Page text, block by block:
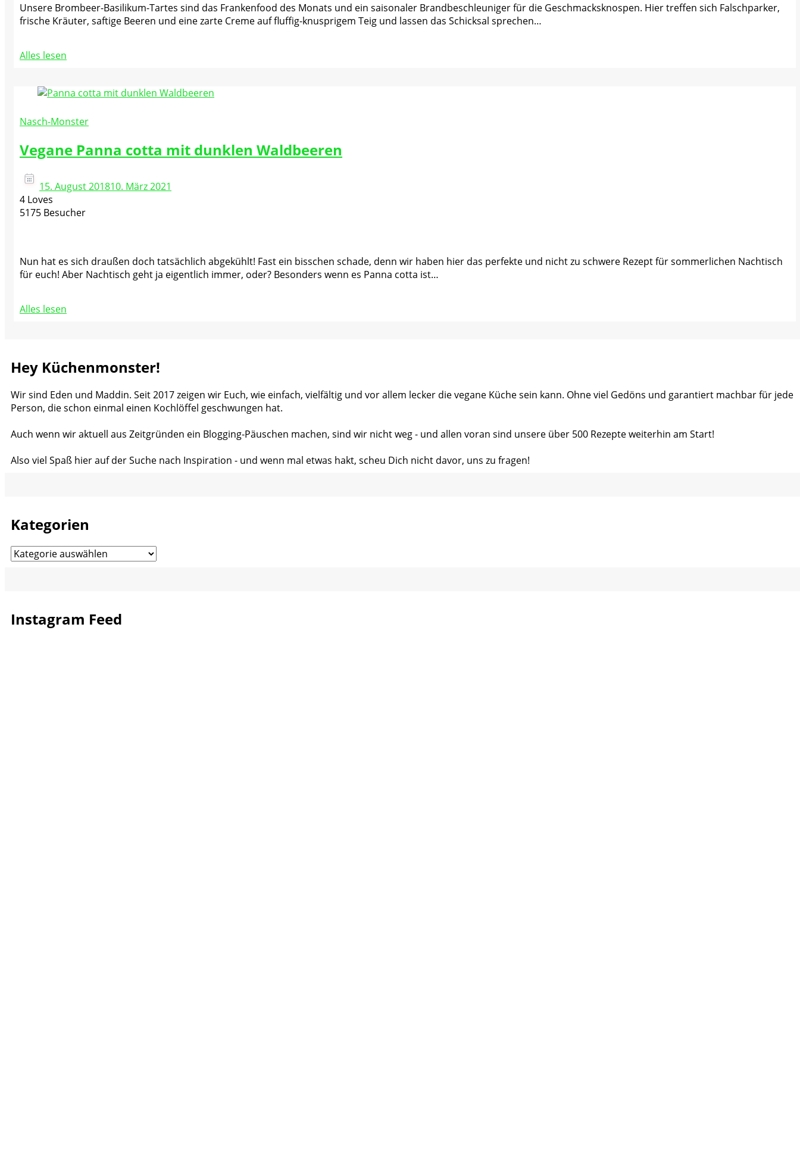
Unsere Brombeer-Basilikum-Tartes sind das Frankenfood des Monats und ein saisonaler Brandbeschleuniger für die Geschmacksknospen. Hier treffen sich Falschparker,
frische Kräuter, saftige Beeren und eine zarte Creme auf fluffig-knusprigem Teig und lassen das Schicksal sprechen…
Alles lesen
Nasch-Monster
Vegane Panna cotta mit dunklen Waldbeeren
15. August 201810. März 2021
4 Loves
5175 Besucher
Nun hat es sich draußen doch tatsächlich abgekühlt! Fast ein bisschen schade, denn wir haben hier das perfekte und nicht zu schwere Rezept für sommerlichen Nachtisch
für euch! Aber Nachtisch geht ja eigentlich immer, oder? Besonders wenn es Panna cotta ist…
Alles lesen
Hey Küchenmonster!
Wir sind Eden und Maddin. Seit 2017 zeigen wir Euch, wie einfach, vielfältig und vor allem lecker die vegane Küche sein kann. Ohne viel Gedöns und garantiert machbar für jede
Person, die schon einmal einen Kochlöffel geschwungen hat.
Auch wenn wir aktuell aus Zeitgründen ein Blogging-Päuschen machen, sind wir nicht weg - und allen voran sind unsere über 500 Rezepte weiterhin am Start!
Also viel Spaß hier auf der Suche nach Inspiration - und wenn mal etwas hakt, scheu Dich nicht davor, uns zu fragen!
Kategorien
Kategorien
Instagram Feed